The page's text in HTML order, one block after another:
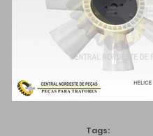
Tags: